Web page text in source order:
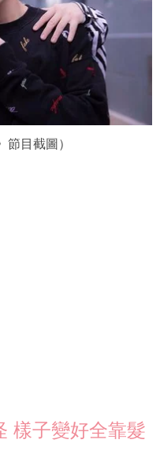
節目截圖）
樣子變好全靠髮